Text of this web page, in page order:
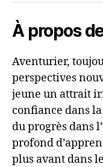
À propos
Aventurier,
perspectives
jeune un attrait
confiance dans
du progrès dans
profond
plus avant dans